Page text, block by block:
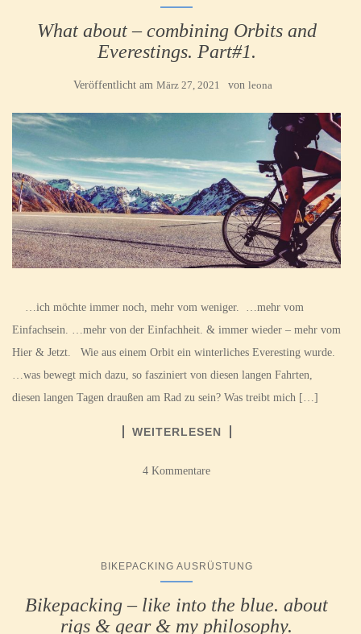
What about – combining Orbits and
Everestings. Part#1.
Veröffentlicht am März 27, 2021 von leona
…ich möchte immer noch, mehr vom weniger. …mehr vom
Einfachsein. …mehr von der Einfachheit. & immer wieder – mehr vom
Hier & Jetzt. Wie aus einem Orbit ein winterliches Everesting wurde.
…was bewegt mich dazu, so fasziniert von diesen langen Fahrten,
diesen langen Tagen draußen am Rad zu sein? Was treibt mich […]
WEITERLESEN
4 Kommentare
BIKEPACKING AUSRÜSTUNG
Bikepacking – like into the blue. about
rigs & gear & my philosophy.